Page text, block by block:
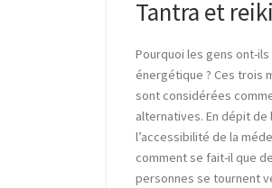
Tantra et
Pourquoi les gens ont-
énergétique ? Ces trois
sont considérées
alternatives. En dépit
l’accessibilité de la
comment se fait-il que
personnes se tournent